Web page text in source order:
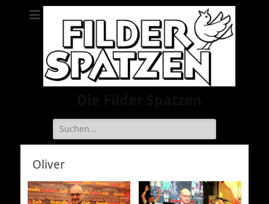
Suche
nach:
Oliver